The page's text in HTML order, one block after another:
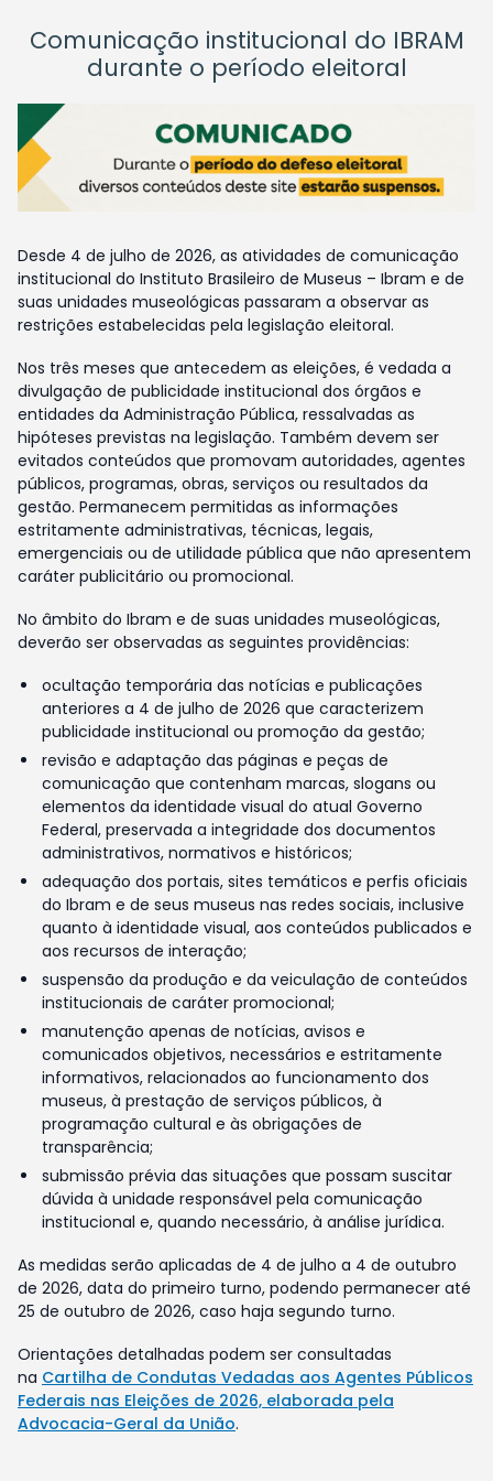
Comunicação institucional do IBRAM
durante o período eleitoral
Desde 4 de julho de 2026, as atividades de comunicação
institucional do Instituto Brasileiro de Museus – Ibram e de
suas unidades museológicas passaram a observar as
restrições estabelecidas pela legislação eleitoral.
Nos três meses que antecedem as eleições, é vedada a
divulgação de publicidade institucional dos órgãos e
entidades da Administração Pública, ressalvadas as
hipóteses previstas na legislação. Também devem ser
evitados conteúdos que promovam autoridades, agentes
públicos, programas, obras, serviços ou resultados da
gestão. Permanecem permitidas as informações
estritamente administrativas, técnicas, legais,
emergenciais ou de utilidade pública que não apresentem
caráter publicitário ou promocional.
No âmbito do Ibram e de suas unidades museológicas,
deverão ser observadas as seguintes providências:
ocultação temporária das notícias e publicações
anteriores a 4 de julho de 2026 que caracterizem
publicidade institucional ou promoção da gestão;
revisão e adaptação das páginas e peças de
comunicação que contenham marcas, slogans ou
elementos da identidade visual do atual Governo
Federal, preservada a integridade dos documentos
administrativos, normativos e históricos;
adequação dos portais, sites temáticos e perfis oficiais
do Ibram e de seus museus nas redes sociais, inclusive
quanto à identidade visual, aos conteúdos publicados e
aos recursos de interação;
suspensão da produção e da veiculação de conteúdos
institucionais de caráter promocional;
manutenção apenas de notícias, avisos e
comunicados objetivos, necessários e estritamente
informativos, relacionados ao funcionamento dos
museus, à prestação de serviços públicos, à
programação cultural e às obrigações de
transparência;
submissão prévia das situações que possam suscitar
dúvida à unidade responsável pela comunicação
institucional e, quando necessário, à análise jurídica.
As medidas serão aplicadas de 4 de julho a 4 de outubro
de 2026, data do primeiro turno, podendo permanecer até
25 de outubro de 2026, caso haja segundo turno.
Orientações detalhadas podem ser consultadas
na Cartilha de Condutas Vedadas aos Agentes Públicos
Federais nas Eleições de 2026, elaborada pela
Advocacia-Geral da União.